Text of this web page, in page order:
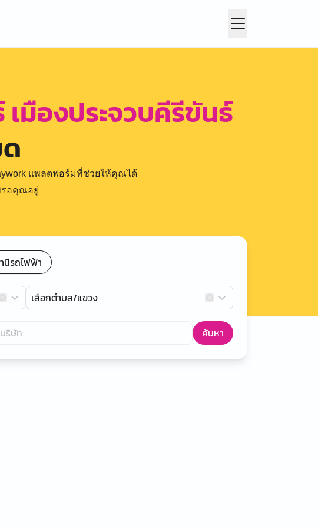
มืองประจวบคีรีขันธ์
แพลตฟอร์มที่ช่วยให้คุณได้
รอคุณอยู่
นีรถไฟฟ้า
เลือกตำบล/แขวง
ค้นหา